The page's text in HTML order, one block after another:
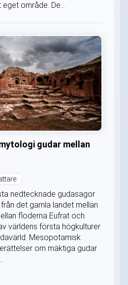
område. De...
gudar mellan
nedtecknade gudasagor
det gamla landet mellan
floderna Eufrat och
världens första högkulturer
Mesopotamisk
om mäktiga gudar